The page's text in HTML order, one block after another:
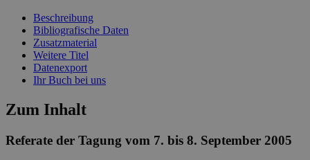
Beschreibung
Bibliografische Daten
Zusatzmaterial
Weitere Titel
Datenexport
Ihr Buch bei uns
Zum Inhalt
Referate der Tagung vom 7. bis 8. September 2005